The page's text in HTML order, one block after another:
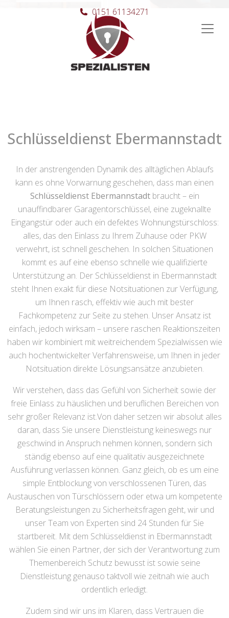
Hauptnavigation
0151 61134271
Schlüsseldienst Ebermannstadt
In der anstrengenden Dynamik des alltäglichen Ablaufs
kann es ohne Vorwarnung geschehen, dass man einen
Schlüsseldienst Ebermannstadtbraucht – ein
unauffindbarer Garagentorschlüssel, eine zugeknallte
Eingangstür oder auch ein defektes Wohnungstürschloss:
alles, das den Einlass zu Ihrem Zuhause oder PKW
verwehrt, ist schnell geschehen. In solchen Situationen
kommt es auf eine ebenso schnelle wie qualifizierte
Unterstützung an. Der Schlüsseldienst in Ebermannstadt
steht Ihnen exakt für diese Notsituationen zur Verfügung,
um Ihnen rasch, effektiv wie auch mit bester
Fachkompetenz zur Seite zu stehen. Unser Ansatz ist
einfach, jedoch wirksam – unsere raschen Reaktionszeiten
haben wir kombiniert mit weitreichendem Spezialwissen wie
auch hochentwickelter Verfahrensweise, um Ihnen in jeder
Notsituation direkte Lösungsansätze anzubieten.
Wir verstehen, dass das Gefühl von Sicherheit sowie der
freie Einlass zu häuslichen und beruflichen Bereichen von
sehr großer Relevanz ist.Von daher setzen wir absolut alles
daran, dass Sie unsere Dienstleistung keineswegs nur
geschwind in Anspruch nehmen können, sondern sich
ständig ebenso auf eine qualitativ ausgezeichnete
Ausführung verlassen können. Ganz gleich, ob es um eine
simple Entblockung von verschlossenen Türen, das
Austauschen von Türschlössern oder etwa um kompetente
Beratungsleistungen zu Sicherheitsfragen geht, wir und
unser Team von Experten sind 24 Stunden für Sie
startbereit. Mit dem Schlüsseldienst in Ebermannstadt
wählen Sie einen Partner, der sich der Verantwortung zum
Themenbereich Schutz bewusst ist sowie seine
Dienstleistung genauso taktvoll wie zeitnah wie auch
ordentlich erledigt.
Zudem sind wir uns im Klaren, dass Vertrauen die